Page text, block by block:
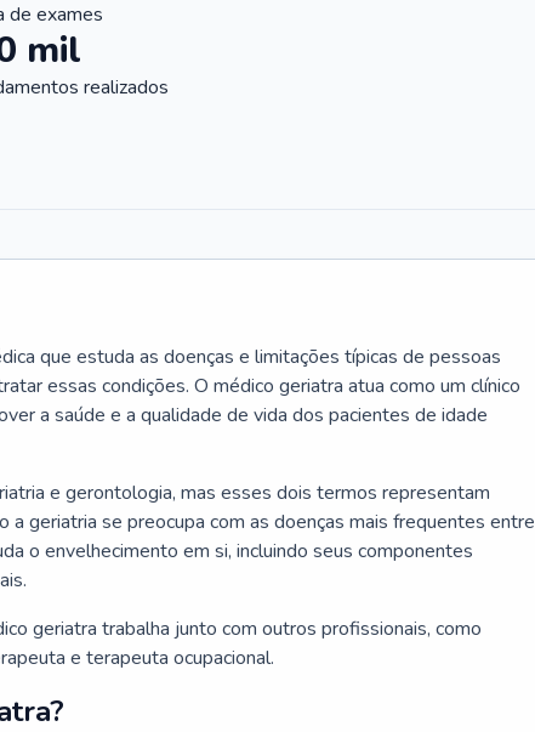
de exames
mil
realizados
que estuda as doenças e limitações típicas de pessoas
essas condições. O médico geriatra atua como um clínico
a saúde e a qualidade de vida dos pacientes de idade
e gerontologia, mas esses dois termos representam
a geriatria se preocupa com as doenças mais frequentes entre
o envelhecimento em si, incluindo seus componentes
geriatra trabalha junto com outros profissionais, como
e terapeuta ocupacional.